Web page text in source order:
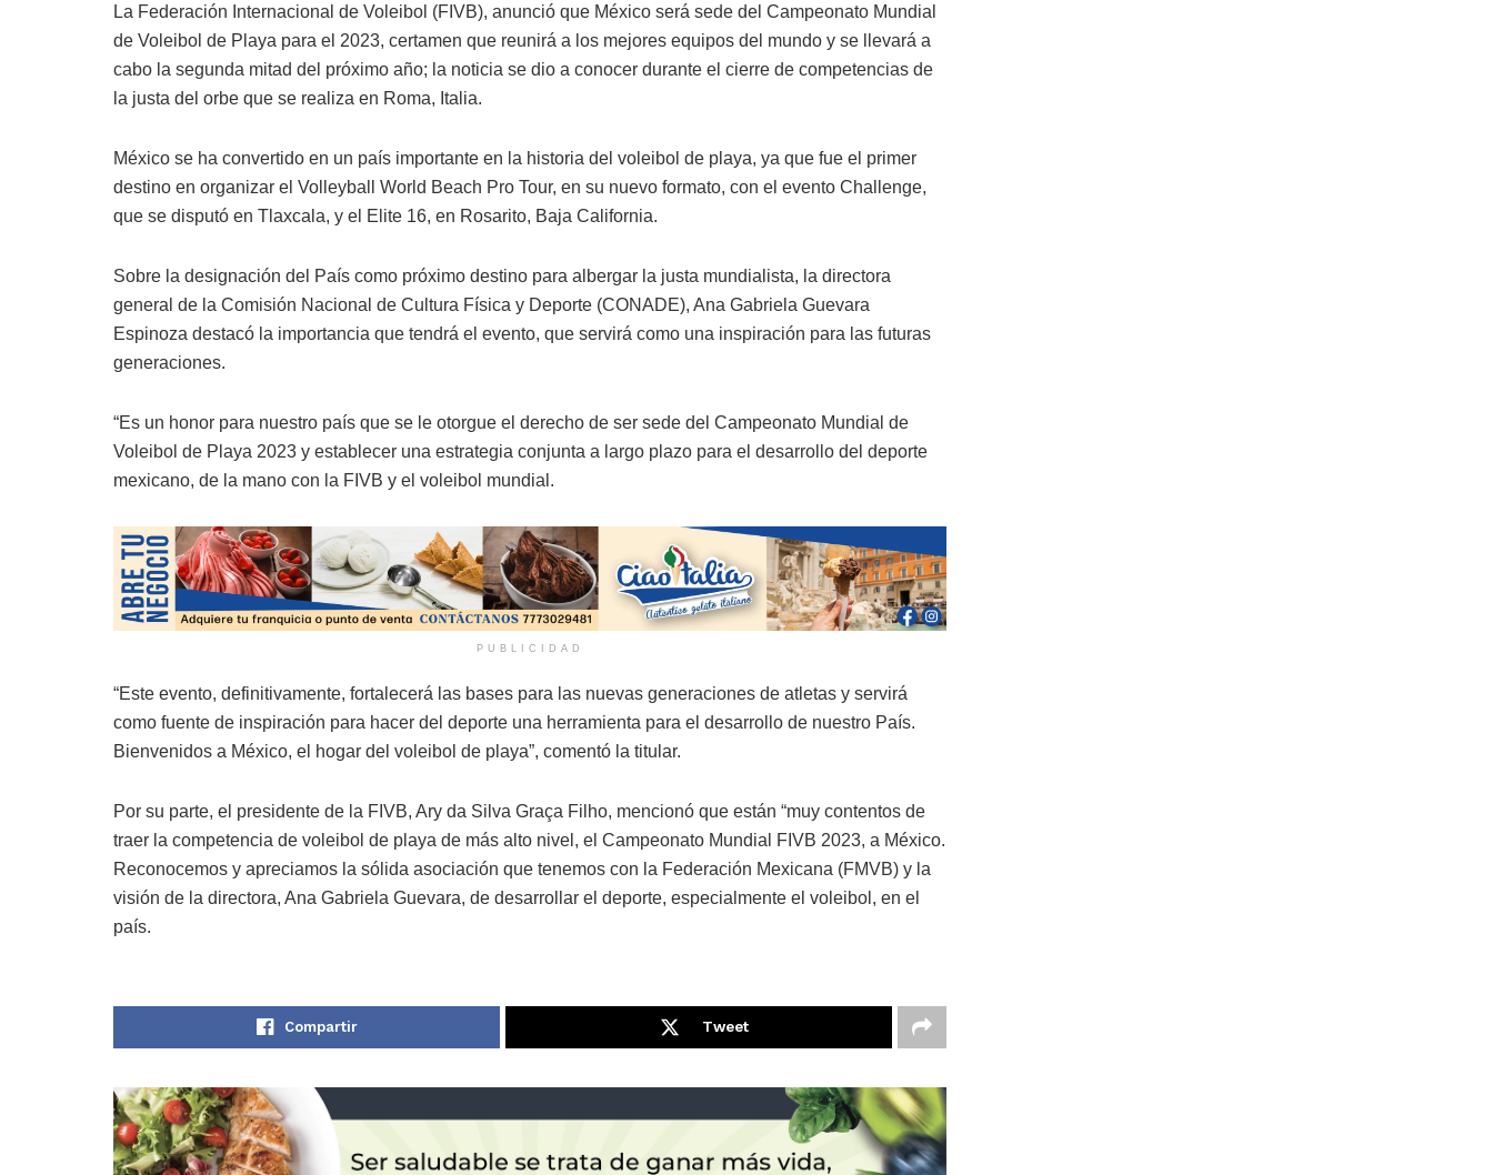
La Federación Internacional de Voleibol (FIVB), anunció que México será sede del Campeonato Mundial
de Voleibol de Playa para el 2023, certamen que reunirá a los mejores equipos del mundo y se llevará a
cabo la segunda mitad del próximo año; la noticia se dio a conocer durante el cierre de competencias de
la justa del orbe que se realiza en Roma, Italia.
México se ha convertido en un país importante en la historia del voleibol de playa, ya que fue el primer
destino en organizar el Volleyball World Beach Pro Tour, en su nuevo formato, con el evento Challenge,
que se disputó en Tlaxcala, y el Elite 16, en Rosarito, Baja California.
Sobre la designación del País como próximo destino para albergar la justa mundialista, la directora
general de la Comisión Nacional de Cultura Física y Deporte (CONADE), Ana Gabriela Guevara
Espinoza destacó la importancia que tendrá el evento, que servirá como una inspiración para las futuras
generaciones.
“Es un honor para nuestro país que se le otorgue el derecho de ser sede del Campeonato Mundial de
Voleibol de Playa 2023 y establecer una estrategia conjunta a largo plazo para el desarrollo del deporte
mexicano, de la mano con la FIVB y el voleibol mundial.
PUBLICIDAD
“Este evento, definitivamente, fortalecerá las bases para las nuevas generaciones de atletas y servirá
como fuente de inspiración para hacer del deporte una herramienta para el desarrollo de nuestro País.
Bienvenidos a México, el hogar del voleibol de playa”, comentó la titular.
Por su parte, el presidente de la FIVB, Ary da Silva Graça Filho, mencionó que están “muy contentos de
traer la competencia de voleibol de playa de más alto nivel, el Campeonato Mundial FIVB 2023, a México.
Reconocemos y apreciamos la sólida asociación que tenemos con la Federación Mexicana (FMVB) y la
visión de la directora, Ana Gabriela Guevara, de desarrollar el deporte, especialmente el voleibol, en el
país.
Compartir Tweet